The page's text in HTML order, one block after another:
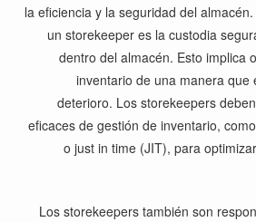
la eficiencia y la seguridad del
un storekeeper es la custodia
dentro del almacén. Esto implica
inventario de una manera que
deterioro. Los storekeepers
eficaces de gestión de inventario,
o just in time (JIT), para
Los storekeepers también son